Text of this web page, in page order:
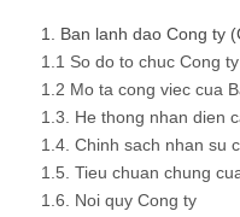
1. Ban lanh dao Cong ty
1.1 So do to chuc Cong ty
1.2 Mo ta cong viec cua
1.3. He thong nhan dien
1.4. Chinh sach nhan su
1.5. Tieu chuan chung
1.6. Noi quy Cong ty